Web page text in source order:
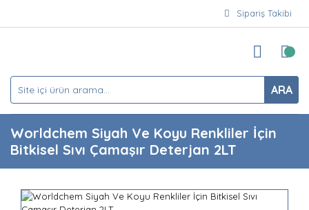
Sipariş Takibi
ARA
Worldchem Siyah Ve Koyu Renkliler İçin
Bitkisel Sıvı Çamaşır Deterjan 2LT